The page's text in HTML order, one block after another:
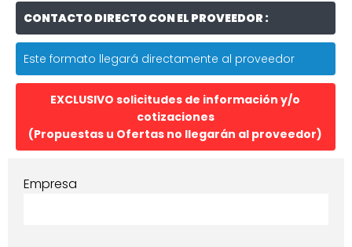
CONTACTO DIRECTO CON EL PROVEEDOR :
Este formato llegará directamente al proveedor
EXCLUSIVO solicitudes de información y/o
cotizaciones
(Propuestas u Ofertas no llegarán al proveedor)
Empresa